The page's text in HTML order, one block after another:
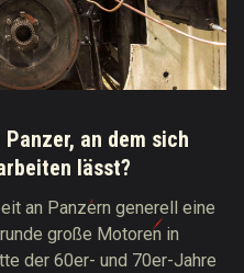
an dem sich
lässt?
an Panzern generell eine
große Motoren in
der 60er- und 70er-Jahre